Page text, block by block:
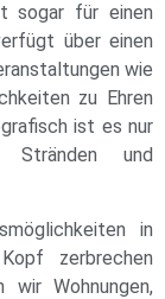
sogar für einen
über einen
wie
zu Ehren
ist es nur
und
in
zerbrechen
Wohnungen,